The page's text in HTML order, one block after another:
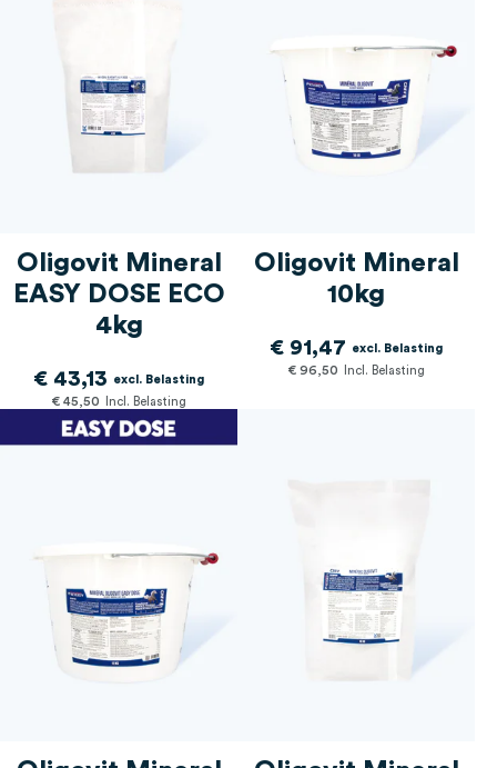
Oligovit Mineral
EASY DOSE ECO
4kg
€ 45,50
€ 43,13
Oligovit Mineral
10kg
€ 96,50
€ 91,47